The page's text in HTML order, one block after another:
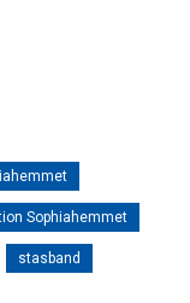
Sophiahemmet
stasband